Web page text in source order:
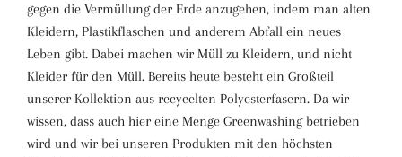
gegen die Vermüllung der Erde anzugehen, indem man alten
Kleidern, Plastikflaschen und anderem Abfall ein neues
Leben gibt. Dabei machen wir Müll zu Kleidern, und nicht
Kleider für den Müll. Bereits heute besteht ein Großteil
unserer Kollektion aus recycelten Polyesterfasern. Da wir
wissen, dass auch hier eine Menge Greenwashing betrieben
wird und wir bei unseren Produkten mit den höchsten